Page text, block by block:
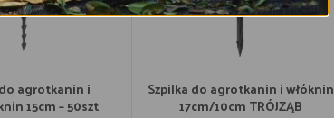
agrotkanin i
15cm – 50szt
Szpilka do agrotkanin i włóknin
17cm/10cm TRÓJZĄB